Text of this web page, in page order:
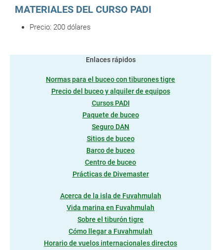
MATERIALES DEL CURSO PADI
Precio: 200 dólares
Enlaces rápidos
Normas para el buceo con tiburones tigre
Precio del buceo y alquiler de equipos
Cursos PADI
Paquete de buceo
Seguro DAN
Sitios de buceo
Barco de buceo
Centro de buceo
Prácticas de Divemaster
Acerca de la isla de Fuvahmulah
Vida marina en Fuvahmulah
Sobre el tiburón tigre
Cómo llegar a Fuvahmulah
Horario de vuelos internacionales directos